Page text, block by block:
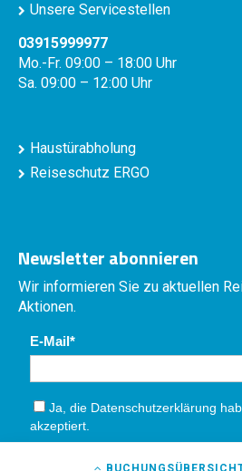
Unsere Servicestellen
03915999977
Mo.-Fr. 09:00 – 18:00 Uhr
Sa. 09:00 – 12:00 Uhr
Haustürabholung
Reiseschutz ERGO
Newsletter abonnieren
Wir informieren Sie zu aktuellen
Aktionen.
E-Mail
Ja, die Datenschutzerklärung
akzeptiert.
Absenden